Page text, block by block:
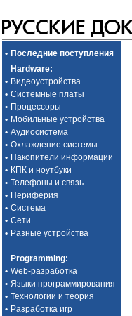
• Последние поступления
Hardware:
• Видеоустройства
• Системные платы
• Процессоры
• Мобильные устройства
• Аудиосистема
• Охлаждение системы
• Накопители информации
• КПК и ноутбуки
• Телефоны и связь
• Периферия
• Система
• Сети
• Разные устройства
Programming:
• Web-разработка
• Языки программирования
• Технологии и теория
• Разработка игр